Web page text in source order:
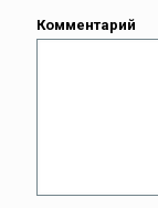
Комментарий